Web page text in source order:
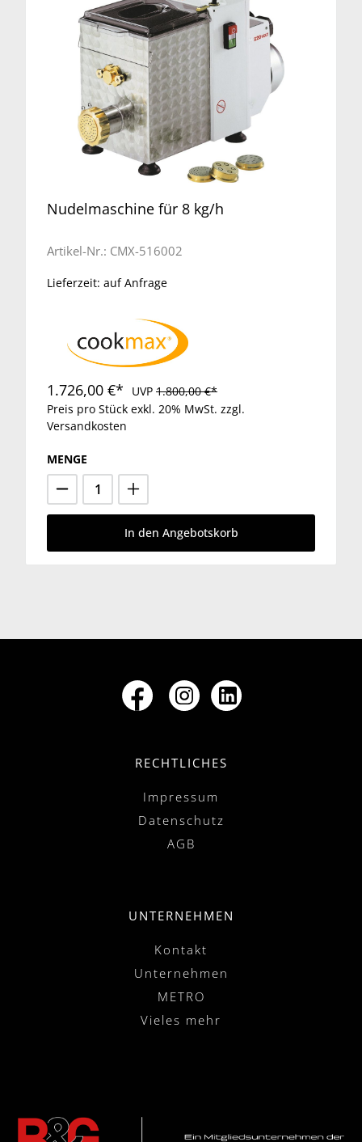
Nudelmaschine für 8 kg/h
Artikel-Nr.: CMX-516002
Lieferzeit: auf Anfrage
1.726,00 €* UVP 1.800,00 €*
Preis pro Stück exkl. 20% MwSt. zzgl.
Versandkosten
MENGE
In den Angebotskorb
RECHTLICHES
Impressum
Datenschutz
AGB
UNTERNEHMEN
Kontakt
Unternehmen
METRO
Vieles mehr